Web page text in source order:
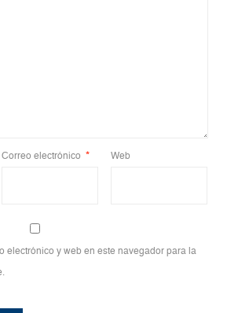
Correo electrónico * Web
electrónico y web en este navegador para la